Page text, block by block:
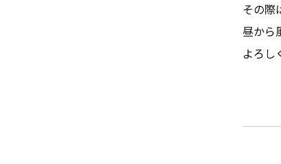
その際
昼から
よろし